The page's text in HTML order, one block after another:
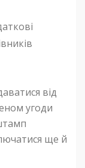
від
угоди
ще й